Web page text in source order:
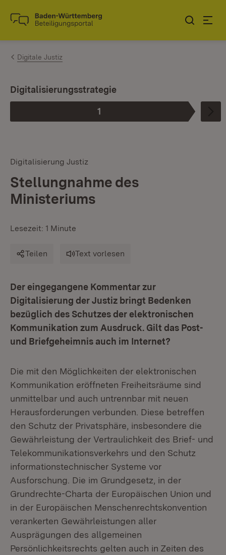
Zum Inhalt springen
Link zur Startseite
Digitale Justiz
Phase
1
:
Digitalisierungsstrategie
Digitalisierung Justiz
Stellungnahme des
Ministeriums
Lesezeit: 1 Minute
Teilen Text vorlesen
Der eingegangene Kommentar zur
Digitalisierung der Justiz bringt Bedenken
bezüglich des Schutzes der elektronischen
Kommunikation zum Ausdruck. Gilt das Post-
und Briefgeheimnis auch im Internet?
Die mit den Möglichkeiten der elektronischen
Kommunikation eröffneten Freiheitsräume sind
unmittelbar und auch untrennbar mit neuen
Herausforderungen verbunden. Diese betreffen
den Schutz der Privatsphäre, insbesondere die
Gewährleistung der Vertraulichkeit des Brief- und
Telekommunikationsverkehrs und den Schutz
informationstechnischer Systeme vor
Ausforschung. Die im Grundgesetz, in der
Grundrechte-Charta der Europäischen Union und
in der Europäischen Menschenrechtskonvention
verankerten Gewährleistungen aller
Ausprägungen des allgemeinen
Persönlichkeitsrechts gelten auch in Zeiten des